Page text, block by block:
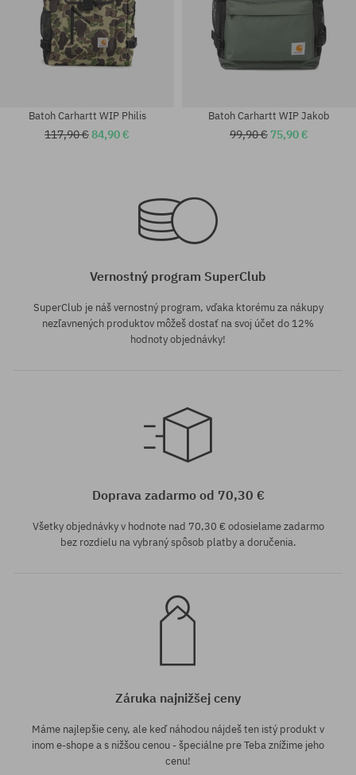
univerzálna veľkosť
Batoh Carhartt WIP Philis
117,90 €84,90 €
Batoh Carhartt WIP Jakob
99,90 € 75,90 €
Vernostný program SuperClub
SuperClub je náš vernostný program, vďaka ktorému za nákupy
nezľavnených produktov môžeš dostať na svoj účet do 12%
hodnoty objednávky!
Doprava zadarmo od 70,30 €
Všetky objednávky v hodnote nad 70,30 € odosielame zadarmo
bez rozdielu na vybraný spôsob platby a doručenia.
Záruka najnižšej ceny
Máme najlepšie ceny, ale keď náhodou nájdeš ten istý produkt v
inom e-shope a s nižšou cenou - špeciálne pre Teba znížime jeho
cenu!